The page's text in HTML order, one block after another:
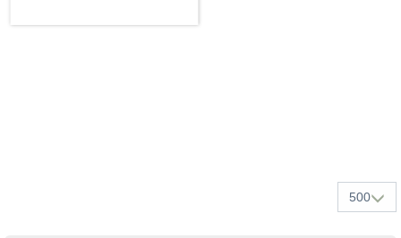
500